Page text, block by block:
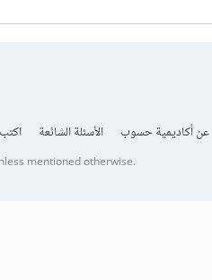
عن أكاديمية حسوب الأسئلة الشائعة
mentioned otherwise.